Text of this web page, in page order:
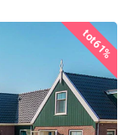
tot
61%